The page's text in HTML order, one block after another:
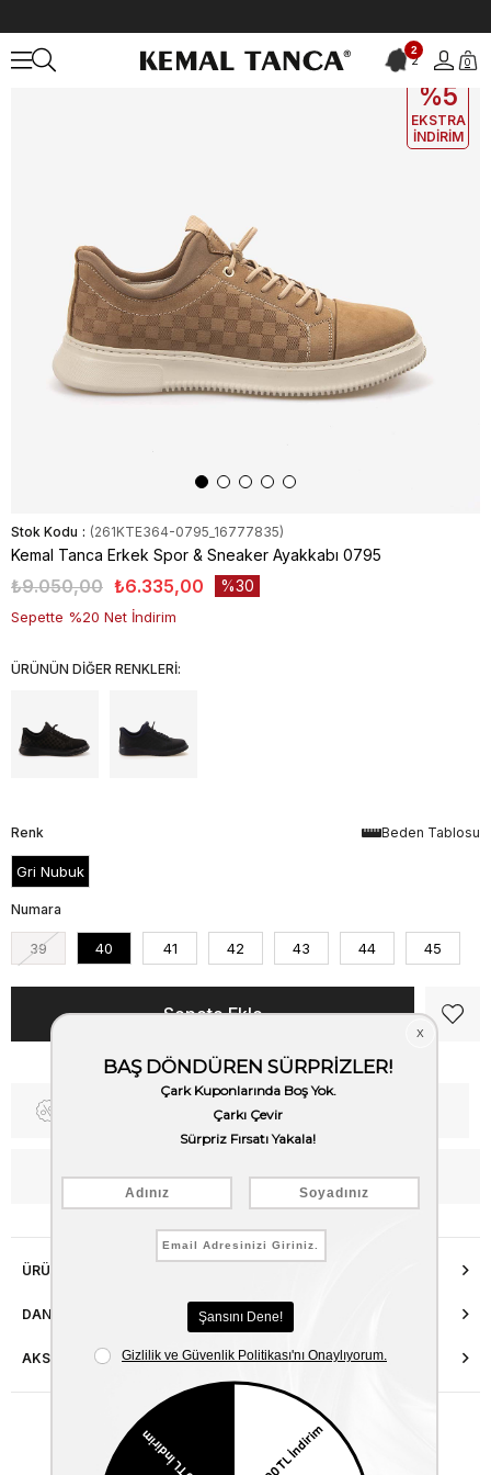
2
2 0
EKLE5
%5
EKSTRA
İNDİRİM
Stok Kodu (261KTE364-0795_16777835)
Kemal Tanca Erkek Spor & Sneaker Ayakkabı 0795
₺9.050,00 ₺6.335,00 30
Sepette %20 Net İndirim
ÜRÜNÜN DİĞER RENKLERİ:
Beden Tablosu
Renk
Gri Nubuk
Numara
39 40 41 42 43 44 45
Fiyat Düşünce Haber Ver
WhatsApp’tan Bilgi Al
ÜRÜN ÖZELLIKLERI
DANIŞMA HATTI
AKSESUAR ONARIMI
Benzer Ürünler